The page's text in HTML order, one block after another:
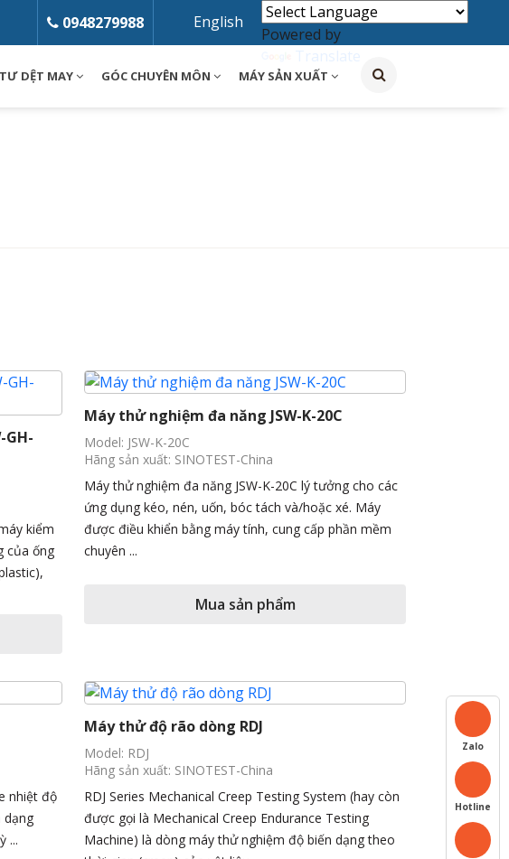
Powered by
Translate
English
0948279988
DỆT MAY GÓC CHUYÊN MÔN MÁY SẢN XUẤT
kiểm
của ống
Máy thử nghiệm đa năng JSW-K-20C
Model: JSW-K-20C
Hãng sản xuất: SINOTEST-China
Máy thử nghiệm đa năng JSW-K-20C lý tưởng cho các
ứng dụng kéo, nén, uốn, bóc tách và/hoặc xé. Máy
được điều khiển bằng máy tính, cung cấp phần mềm
chuyên ...
Mua sản phẩm
nhiệt độ
dạng
...
Máy thử độ rão dòng RDJ
Model: RDJ
Hãng sản xuất: SINOTEST-China
RDJ Series Mechanical Creep Testing System (hay còn
được gọi là Mechanical Creep Endurance Testing
Machine) là dòng máy thử nghiệm độ biến dạng theo
Zalo
Hotline